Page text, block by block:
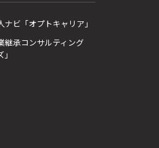
ビ「オプトキャリア」
継承コンサルティング